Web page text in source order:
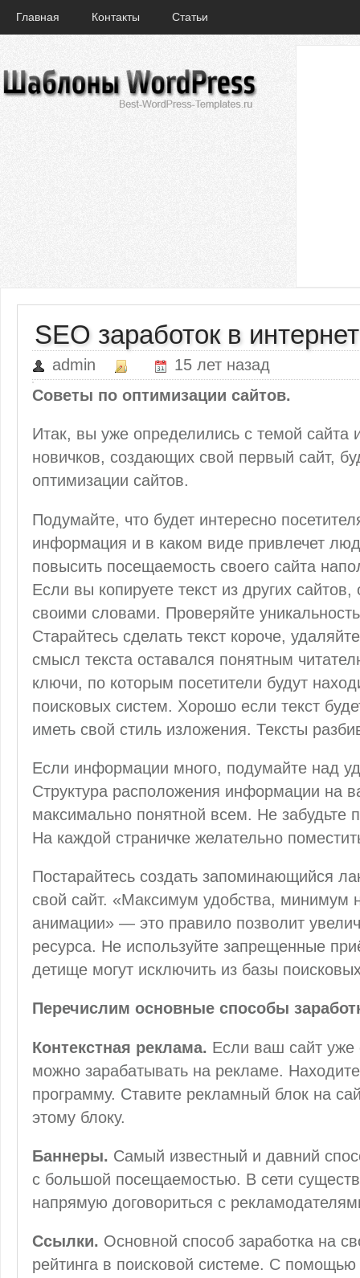
Главная Контакты Статьи
SEO заработок в
admin
15 лет назад
Советы по оптимизации сайтов.
Итак, вы уже определились с темой сайта
новичков, создающих свой первый сайт,
оптимизации сайтов.
Подумайте, что будет интересно
информация и в каком виде привлечет
повысить посещаемость своего сайта
Если вы копируете текст из других
своими словами. Проверяйте
Старайтесь сделать текст короче,
смысл текста оставался понятным
ключи, по которым посетители будут
поисковых систем. Хорошо если текст
иметь свой стиль изложения. Тексты
Если информации много, подумайте над
Структура расположения информации на
максимально понятной всем. Не забудьте
На каждой страничке желательно
Постарайтесь создать запоминающийся
свой сайт. «Максимум удобства, минимум
анимации» — это правило позволит
ресурса. Не используйте запрещенные
детище могут исключить из базы
Перечислим основные способы
Контекстная реклама. Если ваш сайт уже
можно зарабатывать на рекламе.
программу. Ставите рекламный блок на
этому блоку.
Баннеры. Самый известный и давний
с большой посещаемостью. В сети
напрямую договориться с
Ссылки. Основной способ заработка на
рейтинга в поисковой системе. С